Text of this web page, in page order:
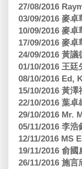
27/08/2016
03/09/2016 麥
10/09/2016 麥
17/09/2016 麥
24/09/2016 黃
01/10/2016 王
08/10/2016 Ed,
15/10/2016 黃
22/10/2016 葉
29/10/2016 Mr.
05/11/2016 李
12/11/2016 MS
19/11/2016 俞
26/11/2016 施